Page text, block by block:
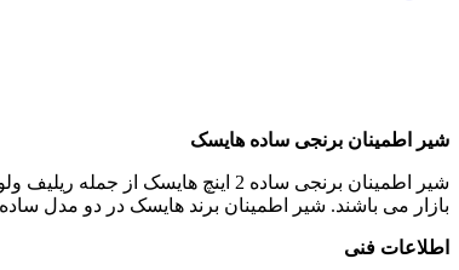
شیر اطمینان برنجی ساده هایسک
بازار می باشند. شیر اطمینان برند هایسک در دو مدل
اطلاعات فنی